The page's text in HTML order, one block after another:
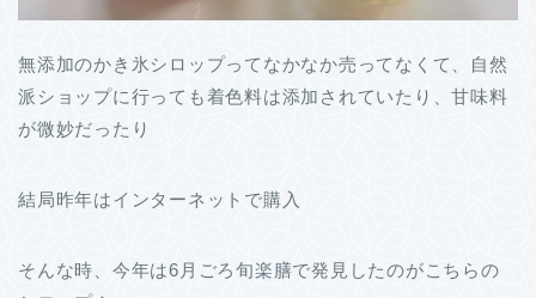
無添加のかき氷シロップってなかなか売ってなくて、自然
派ショップに行っても着色料は添加されていたり、甘味料
が微妙だったり
結局昨年はインターネットで購入
そんな時、今年は6月ごろ旬楽膳で発見したのがこちらの